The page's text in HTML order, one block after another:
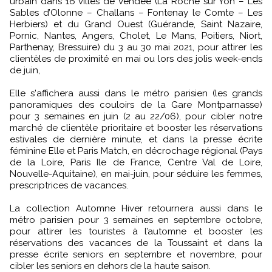
Sables d’Olonne – Challans – Fontenay le Comte – Les
Herbiers) et du Grand Ouest (Guérande, Saint Nazaire,
Pornic, Nantes, Angers, Cholet, Le Mans, Poitiers, Niort,
Parthenay, Bressuire) du 3 au 30 mai 2021, pour attirer les
clientèles de proximité en mai ou lors des jolis week-ends
de juin,
Elle s'affichera aussi dans le métro parisien (les grands
panoramiques des couloirs de la Gare Montparnasse)
pour 3 semaines en juin (2 au 22/06), pour cibler notre
marché de clientèle prioritaire et booster les réservations
estivales de dernière minute, et dans la presse écrite
féminine Elle et Paris Match, en décrochage régional (Pays
de la Loire, Paris Ile de France, Centre Val de Loire,
Nouvelle-Aquitaine), en mai-juin, pour séduire les femmes,
prescriptrices de vacances.
La collection Automne Hiver retournera aussi dans le
métro parisien pour 3 semaines en septembre octobre,
pour attirer les touristes à l’automne et booster les
réservations des vacances de la Toussaint et dans la
presse écrite seniors en septembre et novembre, pour
cibler les seniors en dehors de la haute saison.